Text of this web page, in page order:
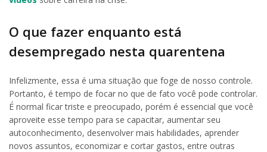
O que fazer enquanto está
desempregado nesta quarentena
Infelizmente, essa é uma situação que foge de nosso controle.
Portanto, é tempo de focar no que de fato você pode controlar.
É normal ficar triste e preocupado, porém é essencial que você
aproveite esse tempo para se capacitar, aumentar seu
autoconhecimento, desenvolver mais habilidades, aprender
novos assuntos, economizar e cortar gastos, entre outras